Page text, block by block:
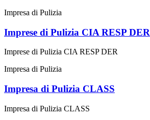
Impresa di Pulizia
Imprese di Pulizia CIA RESP DER
Imprese di Pulizia CIA RESP DER
Impresa di Pulizia
Impresa di Pulizia CLASS
Impresa di Pulizia CLASS